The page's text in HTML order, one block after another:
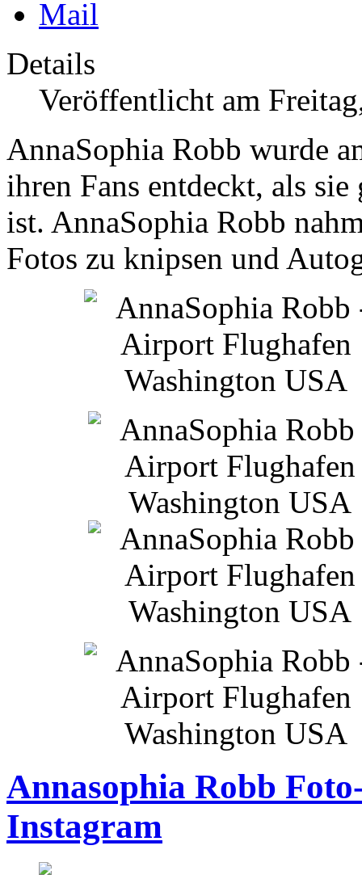
Details
Veröffentlicht am
AnnaSophia Robb wurde
ihren Fans entdeckt, als
ist. AnnaSophia Robb
Fotos zu knipsen und
Annasophia Robb
Instagram